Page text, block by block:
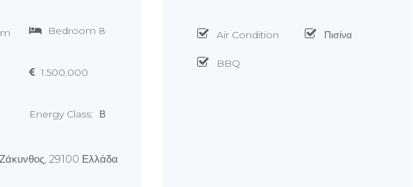
Bedroom 8
1.500.000
Energy Class: Β
29100 Ελλάδα
Air Condition Πισίνα
BBQ